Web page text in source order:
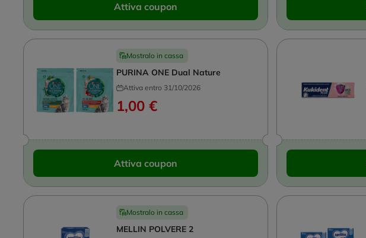
Attiva coupon
Mostralo in cassa
PURINA ONE Dual Nature
Attiva entro 31/10/2026
1,00 €
Attiva coupon
Mostralo in cassa
MELLIN POLVERE 2